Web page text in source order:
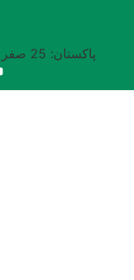
پاکستان: 25 صفر 1448